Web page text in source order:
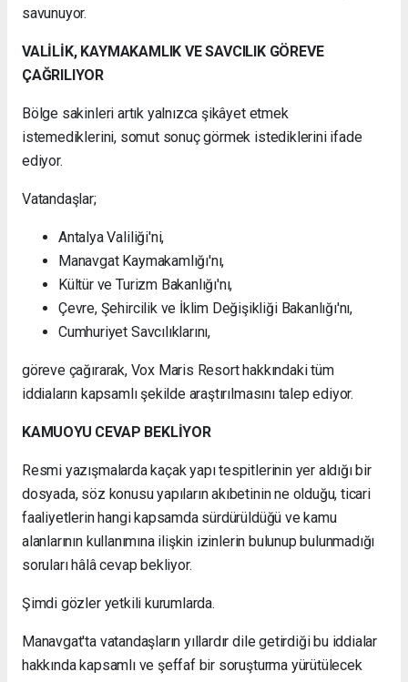
savunuyor.
VALİLİK, KAYMAKAMLIK VE SAVCILIK GÖREVE
ÇAĞRILIYOR
Bölge sakinleri artık yalnızca şikâyet etmek
istemediklerini, somut sonuç görmek istediklerini ifade
ediyor.
Vatandaşlar;
Antalya Valiliği'ni,
Manavgat Kaymakamlığı'nı,
Kültür ve Turizm Bakanlığı'nı,
Çevre, Şehircilik ve İklim Değişikliği Bakanlığı'nı,
Cumhuriyet Savcılıklarını,
göreve çağırarak, Vox Maris Resort hakkındaki tüm
iddiaların kapsamlı şekilde araştırılmasını talep ediyor.
KAMUOYU CEVAP BEKLİYOR
Resmi yazışmalarda kaçak yapı tespitlerinin yer aldığı bir
dosyada, söz konusu yapıların akıbetinin ne olduğu, ticari
faaliyetlerin hangi kapsamda sürdürüldüğü ve kamu
alanlarının kullanımına ilişkin izinlerin bulunup bulunmadığı
soruları hâlâ cevap bekliyor.
Şimdi gözler yetkili kurumlarda.
Manavgat'ta vatandaşların yıllardır dile getirdiği bu iddialar
hakkında kapsamlı ve şeffaf bir soruşturma yürütülecek